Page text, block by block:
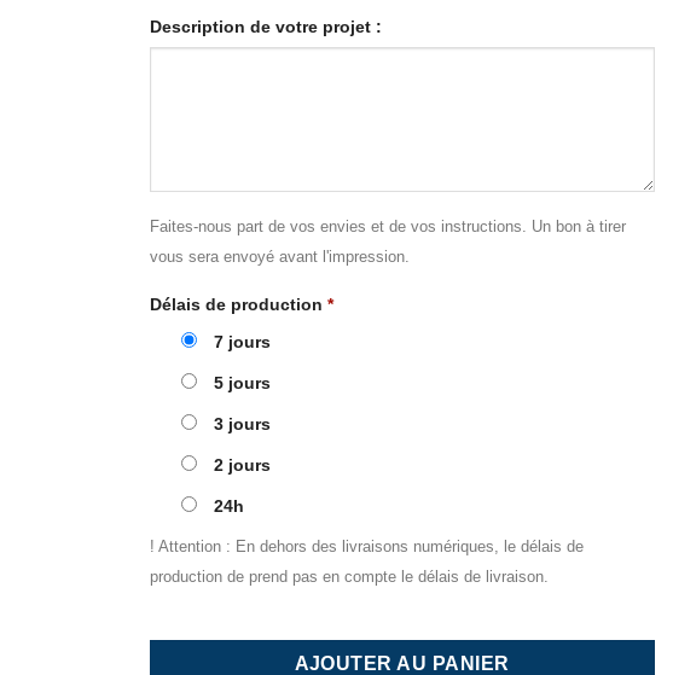
Description de votre projet :
Faites-nous part de vos envies et de vos instructions. Un bon à tirer
vous sera envoyé avant l'impression.
Délais de production *
7 jours
5 jours
3 jours
2 jours
24h
! Attention : En dehors des livraisons numériques, le délais de
production de prend pas en compte le délais de livraison.
AJOUTER AU PANIER